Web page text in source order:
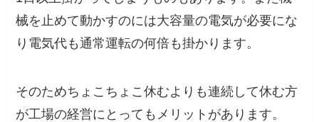
械を止めて動かすのには大容量の電気が必要にな
り電気代も通常運転の何倍も掛かります。
そのためちょこちょこ休むよりも連続して休む方
が工場の経営にとってもメリットがあります。